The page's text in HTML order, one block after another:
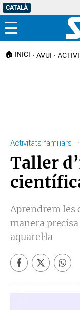
CATALÀ
Menú
🏠 INICI AVUI
Activitats familiars
Taller
Aprendrem les
manera
aquarel·la